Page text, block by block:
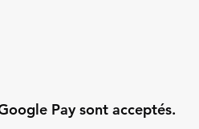
Pay sont acceptés.